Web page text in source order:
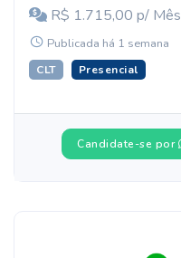
R$ 1.715,00 p/ Mês
Publicada há 1 semana
CLT Presencial
Candidate-se por